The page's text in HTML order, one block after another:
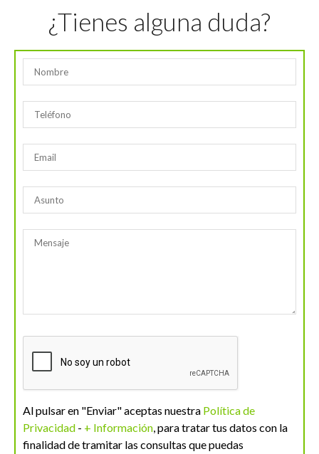
¿Tienes alguna duda?
Al pulsar en "Enviar" aceptas nuestra Política de
Privacidad - + Información, para tratar tus datos con la
finalidad de tramitar las consultas que puedas